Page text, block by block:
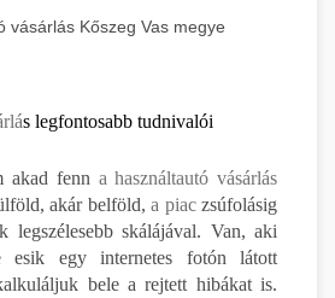
vásárlás Kőszeg Vas megye
s legfontosabb tudnivalói
akad fenn a használtautó vásárlás
akár belföld,a piaczsúfolásig
legszélesebb skálájával. Van, aki
esik egy internetes fotón látott
bele a rejtett hibákat is.